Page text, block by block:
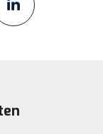
Met de
in de